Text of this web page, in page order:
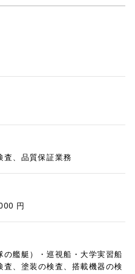
査、品質保証業務
円
の艦艇）・巡視船・大学実習船
査、塗装の検査、搭載機器の検